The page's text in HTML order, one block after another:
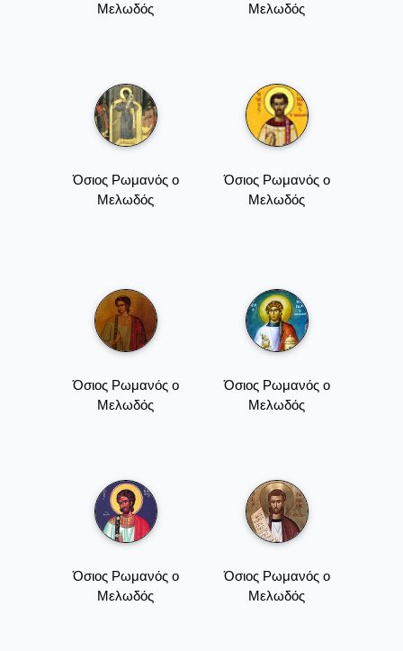
Μελωδός
Μελωδός
Όσιος Ρωμανός ο
Μελωδός
Όσιος Ρωμανός ο
Μελωδός
Όσιος Ρωμανός ο
Μελωδός
Όσιος Ρωμανός ο
Μελωδός
Όσιος Ρωμανός ο
Μελωδός
Όσιος Ρωμανός ο
Μελωδός